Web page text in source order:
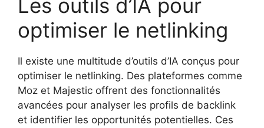
Les outils d’IA pour
optimiser le netlinking
Il existe une multitude d’outils d’IA conçus pour
optimiser le netlinking. Des plateformes comme
Moz et Majestic offrent des fonctionnalités
avancées pour analyser les profils de backlink
et identifier les opportunités potentielles. Ces